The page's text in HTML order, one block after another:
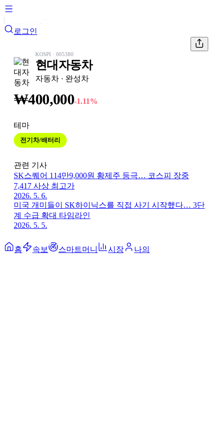
로그인
KOSPI · 005380
현대자동차
자동차 · 완성차
₩400,000-1.11%
테마
전기차/배터리
관련 기사
SK스퀘어 114만9,000원 황제주 등극… 코스피 장중
7,417 사상 최고가
2026. 5. 6.
미국 개미들이 SK하이닉스를 직접 사기 시작했다… 3단
계 수급 확대 타임라인
2026. 5. 5.
홈 속보 스마트머니 시장 나의